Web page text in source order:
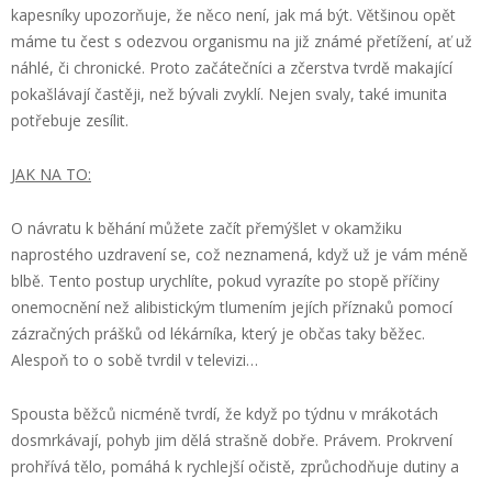
kapesníky upozorňuje, že něco není, jak má být. Většinou opět
máme tu čest s odezvou organismu na již známé přetížení, ať už
náhlé, či chronické. Proto začátečníci a zčerstva tvrdě makající
pokašlávají častěji, než bývali zvyklí. Nejen svaly, také imunita
potřebuje zesílit.
JAK NA TO:
O návratu k běhání můžete začít přemýšlet v okamžiku
naprostého uzdravení se, což neznamená, když už je vám méně
blbě. Tento postup urychlíte, pokud vyrazíte po stopě příčiny
onemocnění než alibistickým tlumením jejích příznaků pomocí
zázračných prášků od lékárníka, který je občas taky běžec.
Alespoň to o sobě tvrdil v televizi…
Spousta běžců nicméně tvrdí, že když po týdnu v mrákotách
dosmrkávají, pohyb jim dělá strašně dobře. Právem. Prokrvení
prohřívá tělo, pomáhá k rychlejší očistě, zprůchodňuje dutiny a